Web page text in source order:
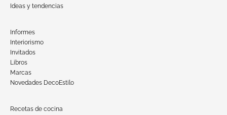
Ideas y tendencias
Informes
Interiorismo
Invitados
Libros
Marcas
Novedades DecoEstilo
Recetas de cocina